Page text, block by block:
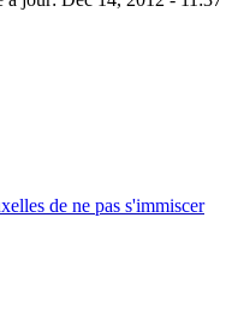
de ne pas s'immiscer